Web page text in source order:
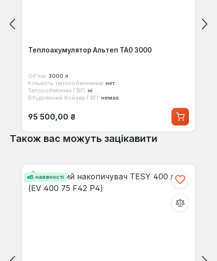
Теплоакумулятор Альтеп ТА0 3000
Об'єм: 3000 л
Кількість теплообмінників: нет
Теплообмінник ГВП: ні
Вбудований бойлер ГВП: немає
Звичайна ціна:
95 500,00 ₴
Також вас можуть зацікавити
В наявності